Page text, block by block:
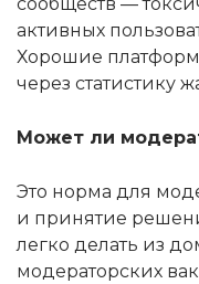
активных
Хорошие
через статистику
Может ли
Это норма для
и принятие
легко делать из
модераторских